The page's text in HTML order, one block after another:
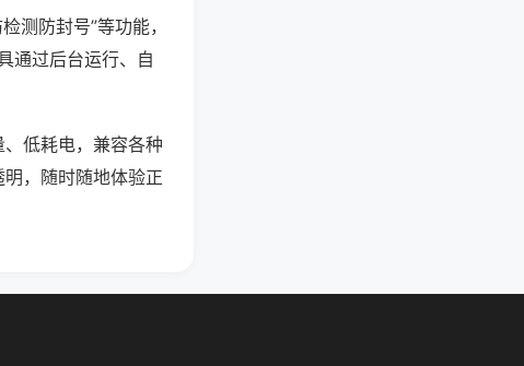
测防封号”等功能，
通过后台运行、自
低耗电，兼容各种
，随时随地体验正